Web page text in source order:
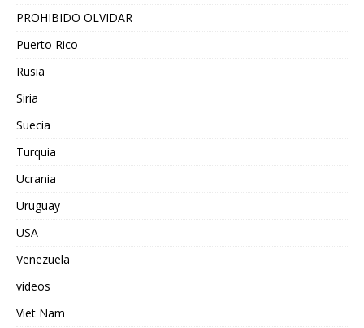
PROHIBIDO OLVIDAR
Puerto Rico
Rusia
Siria
Suecia
Turquia
Ucrania
Uruguay
USA
Venezuela
videos
Viet Nam